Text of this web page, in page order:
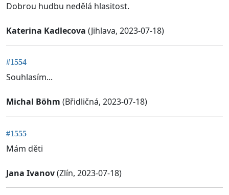
Dobrou hudbu nedělá hlasitost.
Katerina Kadlecova (Jihlava, 2023-07-18)
#1554
Souhlasím...
Michal Böhm (Břidličná, 2023-07-18)
#1555
Mám děti
Jana Ivanov(Zlín, 2023-07-18)